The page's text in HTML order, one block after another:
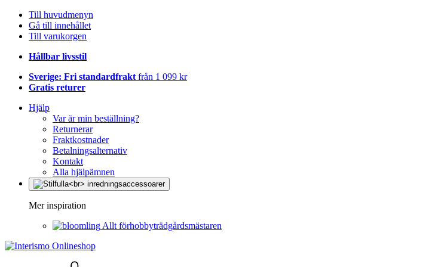
Till huvudmenyn
Gå till innehållet
Till varukorgen
Hållbar livsstil
Sverige: Fri standardfrakt från 1 099 kr
Gratis returer
Hjälp
Var är min beställning?
Returnerar
Fraktkostnader
Betalningsalternativ
Kontakt
Alla hjälpämnen
Mer inspiration
Allt förhobbyträdgårdsmästaren